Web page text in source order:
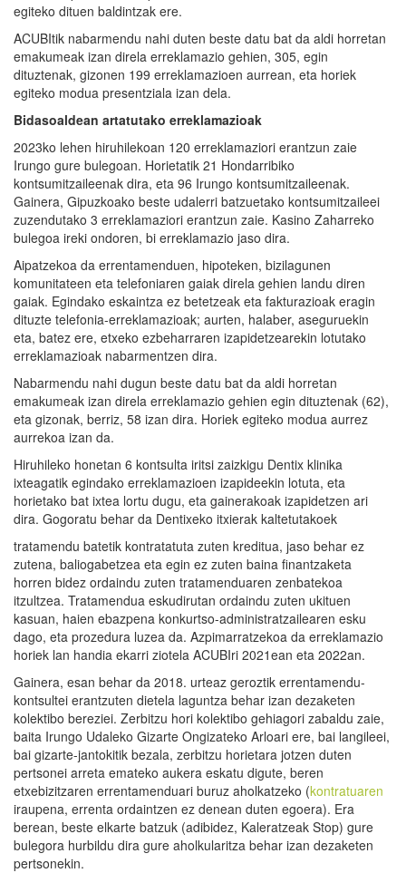
egiteko dituen baldintzak ere.
ACUBItik nabarmendu nahi duten beste datu bat da aldi horretan
emakumeak izan direla erreklamazio gehien, 305, egin
dituztenak, gizonen 199 erreklamazioen aurrean, eta horiek
egiteko modua presentziala izan dela.
Bidasoaldean artatutako erreklamazioak
2023ko lehen hiruhilekoan 120 erreklamaziori erantzun zaie
Irungo gure bulegoan. Horietatik 21 Hondarribiko
kontsumitzaileenak dira, eta 96 Irungo kontsumitzaileenak.
Gainera, Gipuzkoako beste udalerri batzuetako kontsumitzaileei
zuzendutako 3 erreklamaziori erantzun zaie. Kasino Zaharreko
bulegoa ireki ondoren, bi erreklamazio jaso dira.
Aipatzekoa da errentamenduen, hipoteken, bizilagunen
komunitateen eta telefoniaren gaiak direla gehien landu diren
gaiak. Egindako eskaintza ez betetzeak eta fakturazioak eragin
dituzte telefonia-erreklamazioak; aurten, halaber, aseguruekin
eta, batez ere, etxeko ezbeharraren izapidetzearekin lotutako
erreklamazioak nabarmentzen dira.
Nabarmendu nahi dugun beste datu bat da aldi horretan
emakumeak izan direla erreklamazio gehien egin dituztenak (62),
eta gizonak, berriz, 58 izan dira. Horiek egiteko modua aurrez
aurrekoa izan da.
Hiruhileko honetan 6 kontsulta iritsi zaizkigu Dentix klinika
ixteagatik egindako erreklamazioen izapideekin lotuta, eta
horietako bat ixtea lortu dugu, eta gainerakoak izapidetzen ari
dira. Gogoratu behar da Dentixeko itxierak kaltetutakoek
tratamendu batetik kontratatuta zuten kreditua, jaso behar ez
zutena, baliogabetzea eta egin ez zuten baina finantzaketa
horren bidez ordaindu zuten tratamenduaren zenbatekoa
itzultzea. Tratamendua eskudirutan ordaindu zuten ukituen
kasuan, haien ebazpena konkurtso-administratzailearen esku
dago, eta prozedura luzea da. Azpimarratzekoa da erreklamazio
horiek lan handia ekarri ziotela ACUBIri 2021ean eta 2022an.
Gainera, esan behar da 2018. urteaz geroztik errentamendu-
kontsultei erantzuten dietela laguntza behar izan dezaketen
kolektibo bereziei. Zerbitzu hori kolektibo gehiagori zabaldu zaie,
baita Irungo Udaleko Gizarte Ongizateko Arloari ere, bai langileei,
bai gizarte-jantokitik bezala, zerbitzu horietara jotzen duten
pertsonei arreta emateko aukera eskatu digute, beren
etxebizitzaren errentamenduari buruz aholkatzeko (kontratuaren
iraupena, errenta ordaintzen ez denean duten egoera). Era
berean, beste elkarte batzuk (adibidez, Kaleratzeak Stop) gure
bulegora hurbildu dira gure aholkularitza behar izan dezaketen
pertsonekin.